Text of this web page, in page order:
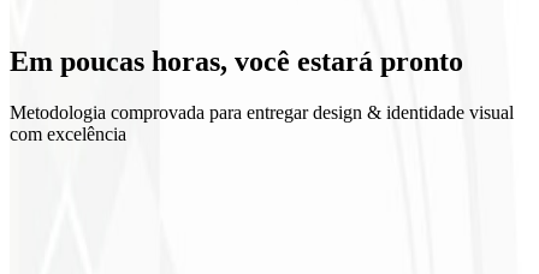
Retorno sobre o investimento
Em poucas horas, você estará pronto
Metodologia comprovada para entregar design & identidade visual
com excelência